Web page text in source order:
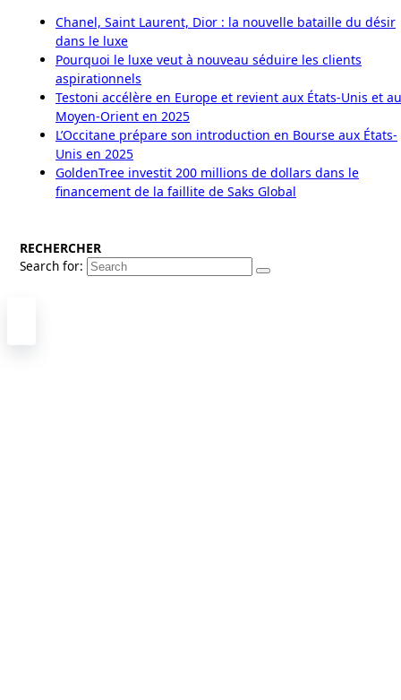
Chanel, Saint Laurent, Dior : la nouvelle bataille du désir
dans le luxe
Pourquoi le luxe veut à nouveau séduire les clients
aspirationnels
Testoni accélère en Europe et revient aux États-Unis et au
Moyen-Orient en 2025
L’Occitane prépare son introduction en Bourse aux États-
Unis en 2025
GoldenTree investit 200 millions de dollars dans le
financement de la faillite de Saks Global
RECHERCHER
Search for: